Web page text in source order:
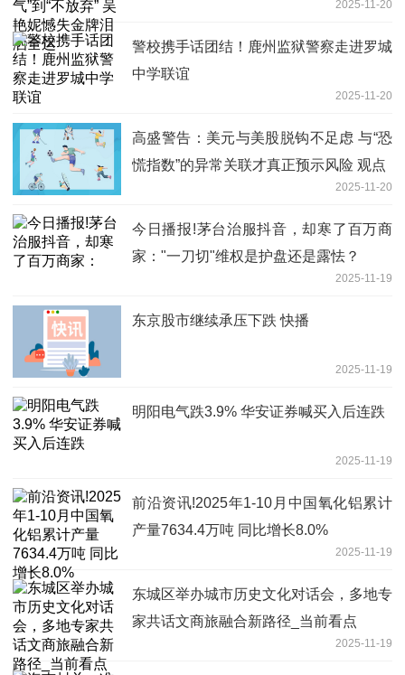
2025-11-20
警校携手话团结！鹿州监狱警察走进罗城
中学联谊
2025-11-20
高盛警告：美元与美股脱钩不足虑 与“恐
慌指数”的异常关联才真正预示风险 观点
2025-11-20
今日播报!茅台治服抖音，却寒了百万商
家："一刀切"维权是护盘还是露怯？
2025-11-19
东京股市继续承压下跌 快播
2025-11-19
明阳电气跌3.9% 华安证券喊买入后连跌
2025-11-19
前沿资讯!2025年1-10月中国氧化铝累计
产量7634.4万吨 同比增长8.0%
2025-11-19
东城区举办城市历史文化对话会，多地专
家共话文商旅融合新路径_当前看点
2025-11-19